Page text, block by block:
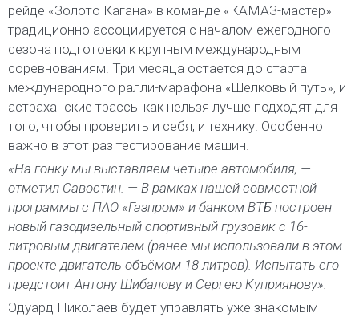
рейде «Золото Кагана» в команде «КАМАЗ-мастер»
традиционно ассоциируется с началом ежегодного
сезона подготовки к крупным международным
соревнованиям. Три месяца остается до старта
международного ралли-марафона «Шёлковый путь», и
астраханские трассы как нельзя лучше подходят для
того, чтобы проверить и себя, и технику. Особенно
важно в этот раз тестирование машин.
«На гонку мы выставляем четыре автомобиля, —
отметил Савостин. — В рамках нашей совместной
программы с ПАО «Газпром» и банком ВТБ построен
новый газодизельный спортивный грузовик с 16-
литровым двигателем (ранее мы использовали в этом
проекте двигатель объёмом 18 литров). Испытать его
предстоит Антону Шибалову и Сергею Куприянову».
Эдуард Николаев будет управлять уже знакомым